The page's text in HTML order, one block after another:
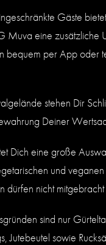
Gäste
Muva eine zusätzliche
bequem per App oder
stehen Dir
Deiner
Dich eine große
und
dürfen nicht
sind nur
Jutebeutel sowie